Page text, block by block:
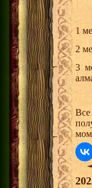
1
2
3